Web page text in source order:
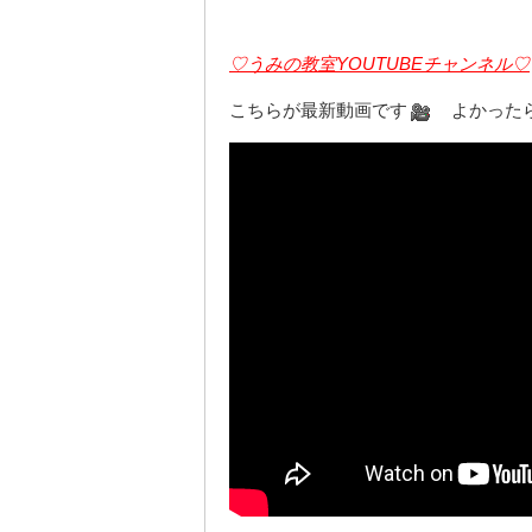
♡うみの教室YOUTUBEチャンネル♡
こちらが最新動画です よかった